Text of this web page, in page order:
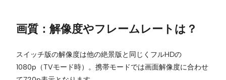
画質：解像度やフレームレートは？
スイッチ版の解像度は他の絶景版と同じくフルHDの
1080p（TVモード時）。携帯モードでは画面解像度に合わせ